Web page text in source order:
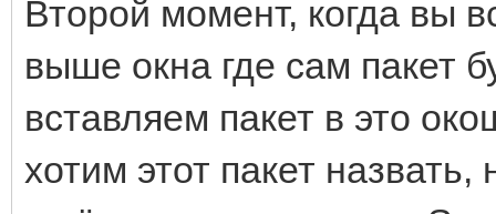
Второй момент, когда вы
выше окна где сам пакет
вставляем пакет в это
хотим этот пакет